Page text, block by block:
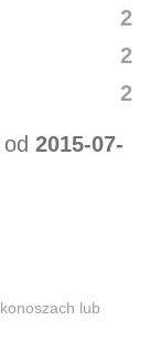
2
2
2
od 2015-07-
lub